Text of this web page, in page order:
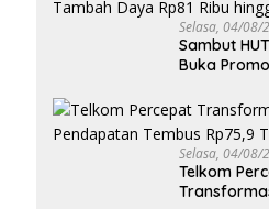
Selasa, 04/08/
Sambut
Buka
Agustus
Selasa, 04/08/
Telkom